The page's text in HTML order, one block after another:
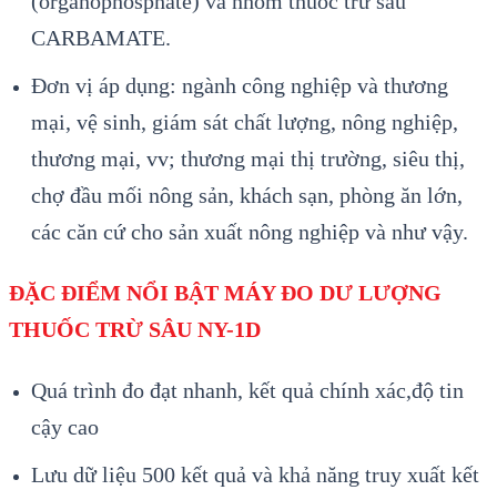
CARBAMATE.
Đơn vị áp dụng: ngành công nghiệp và thương
mại, vệ sinh, giám sát chất lượng, nông nghiệp,
thương mại, vv; thương mại thị trường, siêu thị,
chợ đầu mối nông sản, khách sạn, phòng ăn lớn,
các căn cứ cho sản xuất nông nghiệp và như vậy.
ĐẶC ĐIỂM NỔI BẬT MÁY ĐO DƯ LƯỢNG
THUỐC TRỪ SÂU NY-1D
Quá trình đo đạt nhanh, kết quả chính xác,độ tin
cậy cao
Lưu dữ liệu 500 kết quả và khả năng truy xuất kết